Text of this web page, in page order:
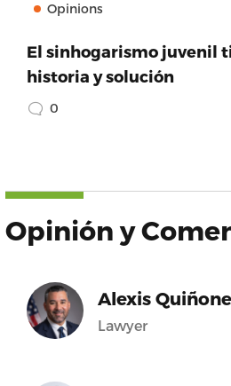
Opinions
El sinhogarismo juvenil
historia y solución
0
Opinión y
Alexis
Lawyer